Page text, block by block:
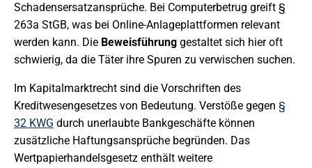
Schadensersatzansprüche. Bei Computerbetrug greift §
263a StGB, was bei Online-Anlageplattformen relevant
werden kann. Die Beweisführung gestaltet sich hier oft
schwierig, da die Täter ihre Spuren zu verwischen suchen.
Im Kapitalmarktrecht sind die Vorschriften des
Kreditwesengesetzes von Bedeutung. Verstöße gegen §
32 KWG durch unerlaubte Bankgeschäfte können
zusätzliche Haftungsansprüche begründen. Das
Wertpapierhandelsgesetz enthält weitere